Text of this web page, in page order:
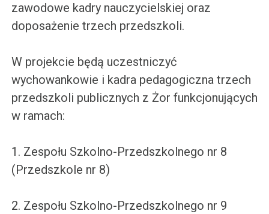
zawodowe kadry nauczycielskiej oraz
doposażenie trzech przedszkoli.
W projekcie będą uczestniczyć
wychowankowie i kadra pedagogiczna trzech
przedszkoli publicznych z Żor funkcjonujących
w ramach:
1. Zespołu Szkolno-Przedszkolnego nr 8
(Przedszkole nr 8)
2. Zespołu Szkolno-Przedszkolnego nr 9